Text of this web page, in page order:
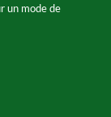
un mode de